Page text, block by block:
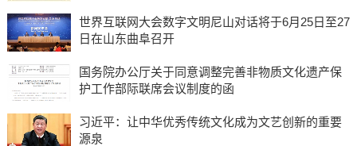
世界互联网大会数字文明尼山对话将于6月25日至27
日在山东曲阜召开
国务院办公厅关于同意调整完善非物质文化遗产保
护工作部际联席会议制度的函
习近平：让中华优秀传统文化成为文艺创新的重要
源泉